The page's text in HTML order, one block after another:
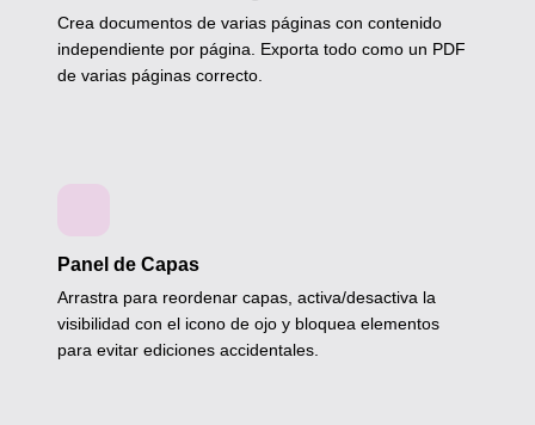
Crea documentos de varias páginas con contenido
independiente por página. Exporta todo como un PDF
de varias páginas correcto.
Panel de Capas
Arrastra para reordenar capas, activa/desactiva la
visibilidad con el icono de ojo y bloquea elementos
para evitar ediciones accidentales.